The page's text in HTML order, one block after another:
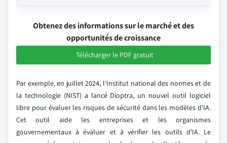
Obtenez des informations sur le marché et des
opportunités de croissance
Télécharger le PDF gratuit
Par exemple, en juillet 2024, l'Institut national des normes et de
la technologie (NIST) a lancé Dioptra, un nouvel outil logiciel
libre pour évaluer les risques de sécurité dans les modèles d'IA.
Cet outil aide les entreprises et les organismes
gouvernementaux à évaluer et à vérifier les outils d'IA. Le